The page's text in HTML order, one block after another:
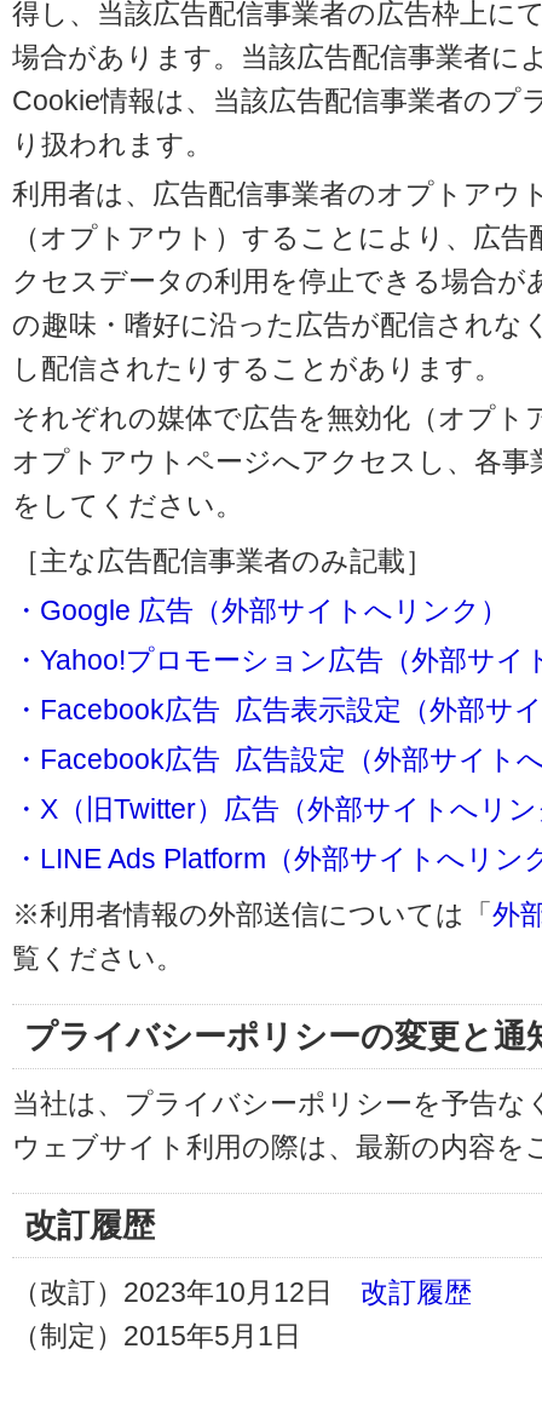
得し、当該広告配信事業者の広告枠上に
場合があります。当該広告配信事業者に
Cookie情報は、当該広告配信事業者のプ
り扱われます。
利用者は、広告配信事業者のオプトアウ
（オプトアウト）することにより、広
クセスデータの利用を停止できる場合が
の趣味・嗜好に沿った広告が配信されな
し配信されたりすることがあります。
それぞれの媒体で広告を無効化（オプト
オプトアウトページへアクセスし、各
をしてください。
［主な広告配信事業者のみ記載］
・Google 広告（外部サイトへリンク）
・Yahoo!プロモーション広告（外部サイ
・Facebook広告 広告表示設定（外部サ
・Facebook広告 広告設定（外部サイト
・X（旧Twitter）広告（外部サイトへリ
・LINE Ads Platform（外部サイトへリン
※利用者情報の外部送信については「外
覧ください。
プライバシーポリシーの変更と通
当社は、プライバシーポリシーを予告
ウェブサイト利用の際は、最新の内容を
改訂履歴
（改訂）2023年10月12日 改訂履歴
（制定）2015年5月1日